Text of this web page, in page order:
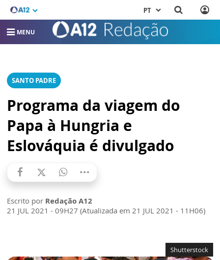
PT
MENU
SANTO PADRE
Programa da viagem do
Papa à Hungria e
Eslováquia é divulgado
Escrito por Redação A12
21 JUL 2021 - 09H27 (Atualizada em 21 JUL 2021 - 11H06)
Shutterstock